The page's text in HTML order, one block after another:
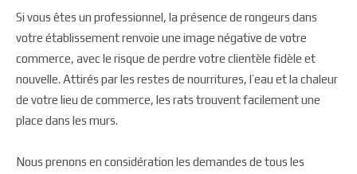
Si vous êtes un professionnel, la présence de rongeurs dans
votre établissement renvoie une image négative de votre
commerce, avec le risque de perdre votre clientèle fidèle et
nouvelle. Attirés par les restes de nourritures, l’eau et la chaleur
de votre lieu de commerce, les rats trouvent facilement une
place dans les murs.
Nous prenons en considération les demandes de tous les